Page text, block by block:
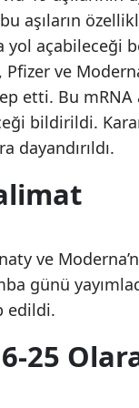
Mersin
İzmir
Kars
Konya
aşıların
yol açabileceği
ve
etti. Bu mRNA
bildirildi.
dayandırıldı.
ve
günü
edildi.
25